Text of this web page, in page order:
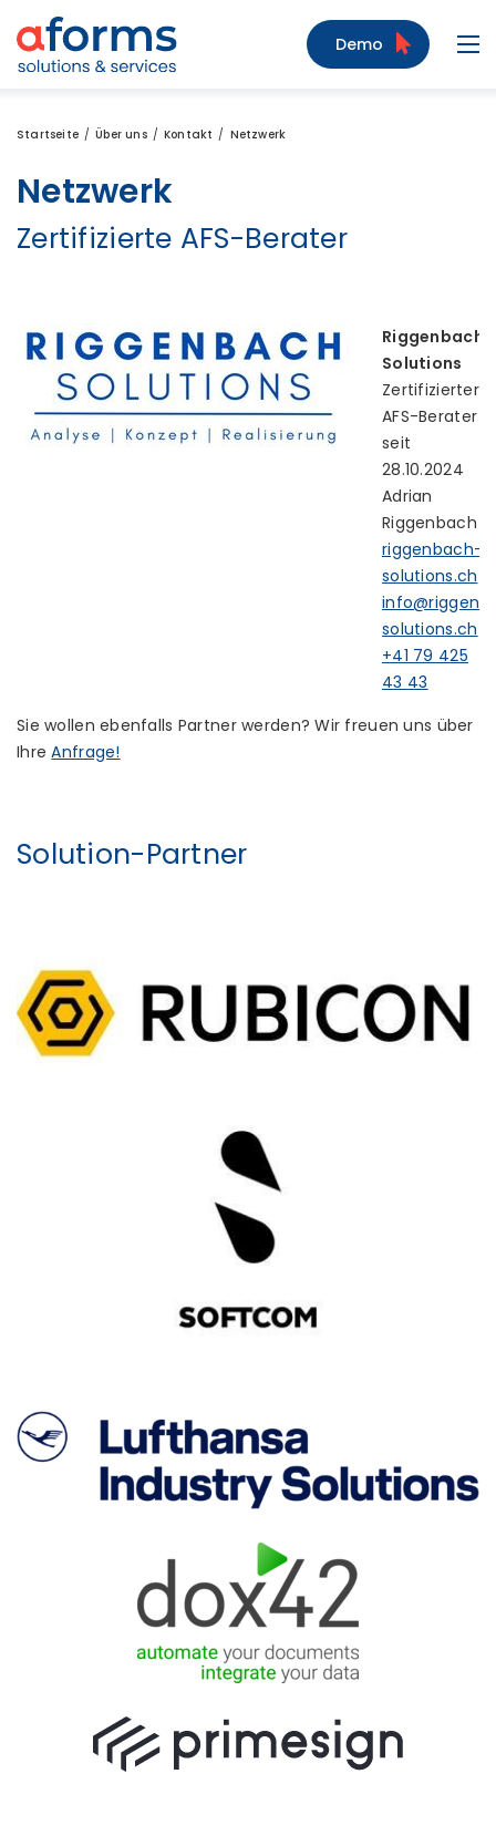
Zum Inhalt
Zum Menü
Zur Suche
Demo
Startseite Über uns Kontakt Netzwerk
Netzwerk
Zertifizierte AFS-Berater
Riggenbach
Solutions
Zertifizierter
AFS-Berater
seit
28.10.2024
Adrian
Riggenbach
riggenbach-
solutions.ch
solutions.ch
+41 79 425
43 43
Sie wollen ebenfalls Partner werden? Wir freuen uns über
IhreAnfrage!
Solution-Partner